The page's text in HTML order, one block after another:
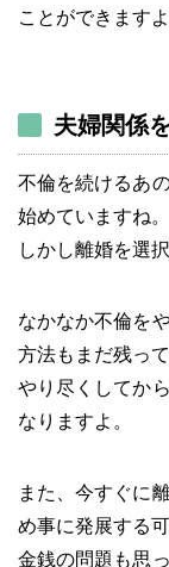
ことができますよ
夫婦関係
不倫を続けるあ
始めていますね。
しかし離婚を選
なかなか不倫を
方法もまだ残って
やり尽くしてか
なりますよ。
また、今すぐに
め事に発展する
金銭の問題も思